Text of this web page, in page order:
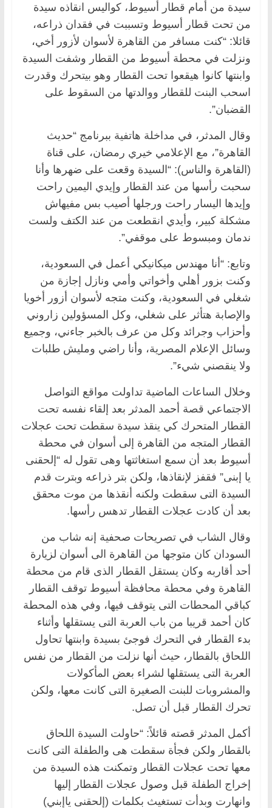
سيدة من أمام قطار أسيوط، كواليس انقاذه سيدة
من تحت قطار أسيوط وتسببت في فقدان ذراعه،
قائلا: “كنت مسافر من القاهرة لأسوان لأزور أخي،
ونزلت في محطة أسيوط من القطار وشفت السيدة
وابنتها كانوا هيقعوا تحت القطار وهو بيتحرك وقدرت
اسحب البنت للقطار ووالدتها من السقوط على
القضبان”.
وقال المدثر، في مداخلة هاتفية ببرنامج “حديث
القاهرة”، مع الإعلامي خيري رمضان، على قناة
(القاهرة والناس): “السيدة وقعت على ضهرها وأنا
سحبت رأسها من عند القطار وإيدي اليمين راحت
وإيدها اليسار راحت ورجلها أصيب بس مفيهاش
مشكلة كبير، وأيدي انقطعت من عند الكتف ولست
ندمان ومبسوط على موقفي”.
وتابع: “أنا مهندس ميكانيكي أعمل في السعودية،
وكنت بزور أهلي وأخواتي وأمي ونازل إجازة من
شغلي في السعودية، وكنت متجه لأسوان أزور أخويا
والإصابة هتأثر على شغلي، وكل المسؤولين زاروني
وأحزاب وجرائد وكل من عرف بالخبر جاءني، وجميع
وسائل الإعلام المصرية، وأنا راضي ومليش طلبات
ولا ينقصني شيء”.
وخلال الساعات الماضية تداولت مواقع التواصل
الاجتماعي قصة أحمد المدثر بعد إلقاء نفسه تحت
القطار المتحرك كي ينقذ سيدة سقطت تحت عجلات
القطار المتجه من القاهرة إلى أسوان في محطة
أسيوط بعد أن سمع استغاثتها وهى تقول له “إلحقنى
يا إبنى” فقفز لإنقاذها، ولكن بتر ذراعه وبترت قدم
السيدة التى سقطت ولكنه أنقذها من موت محقق
بعد أن كادت عجلات القطار تدهس رأسها.
وقال الشاب في تصريحات صحفية إنه شاب من
السودان كان متوجها من القاهرة الى أسوان لزيارة
أحد أقاربه وكان يستقل القطار الذى قام من محطة
القاهرة وفي محطة محافظة أسيوط توقف القطار
كباقي المحطات التى يتوقف فيها، وفي هذه المحطة
كان أحمد قريبا من باب العربة التى يستقلها وأثناء
بدء القطار في التحرك فوجئ بسيدة وابنتها تحاول
اللحاق بالقطار، حيث أنها نزلت من القطار من نفس
العربة التى يستقلها لشراء بعض المأكولات
والمشروبات للبنت الصغيرة التى كانت معها، ولكن
تحرك القطار قبل أن تصل.
أكمل المدثر قصته قائلاً: “حاولت السيدة اللحاق
بالقطار ولكن فجأة سقطت هى والطفلة التى كانت
معها تحت عجلات القطار وتمكنت هذه السيدة من
إخراج الطفلة قبل وصول عجلات القطار إليها
وانهارت وبدأت تستغيث بكلمات (إلحقنى ياإبني)